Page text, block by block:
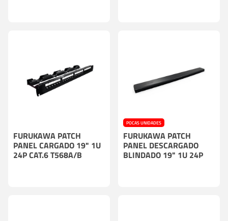
FURUKAWA PATCH
PANEL CARGADO 19" 1U
24P CAT.6 T568A/B
POCAS UNIDADES
FURUKAWA PATCH
PANEL DESCARGADO
BLINDADO 19" 1U 24P